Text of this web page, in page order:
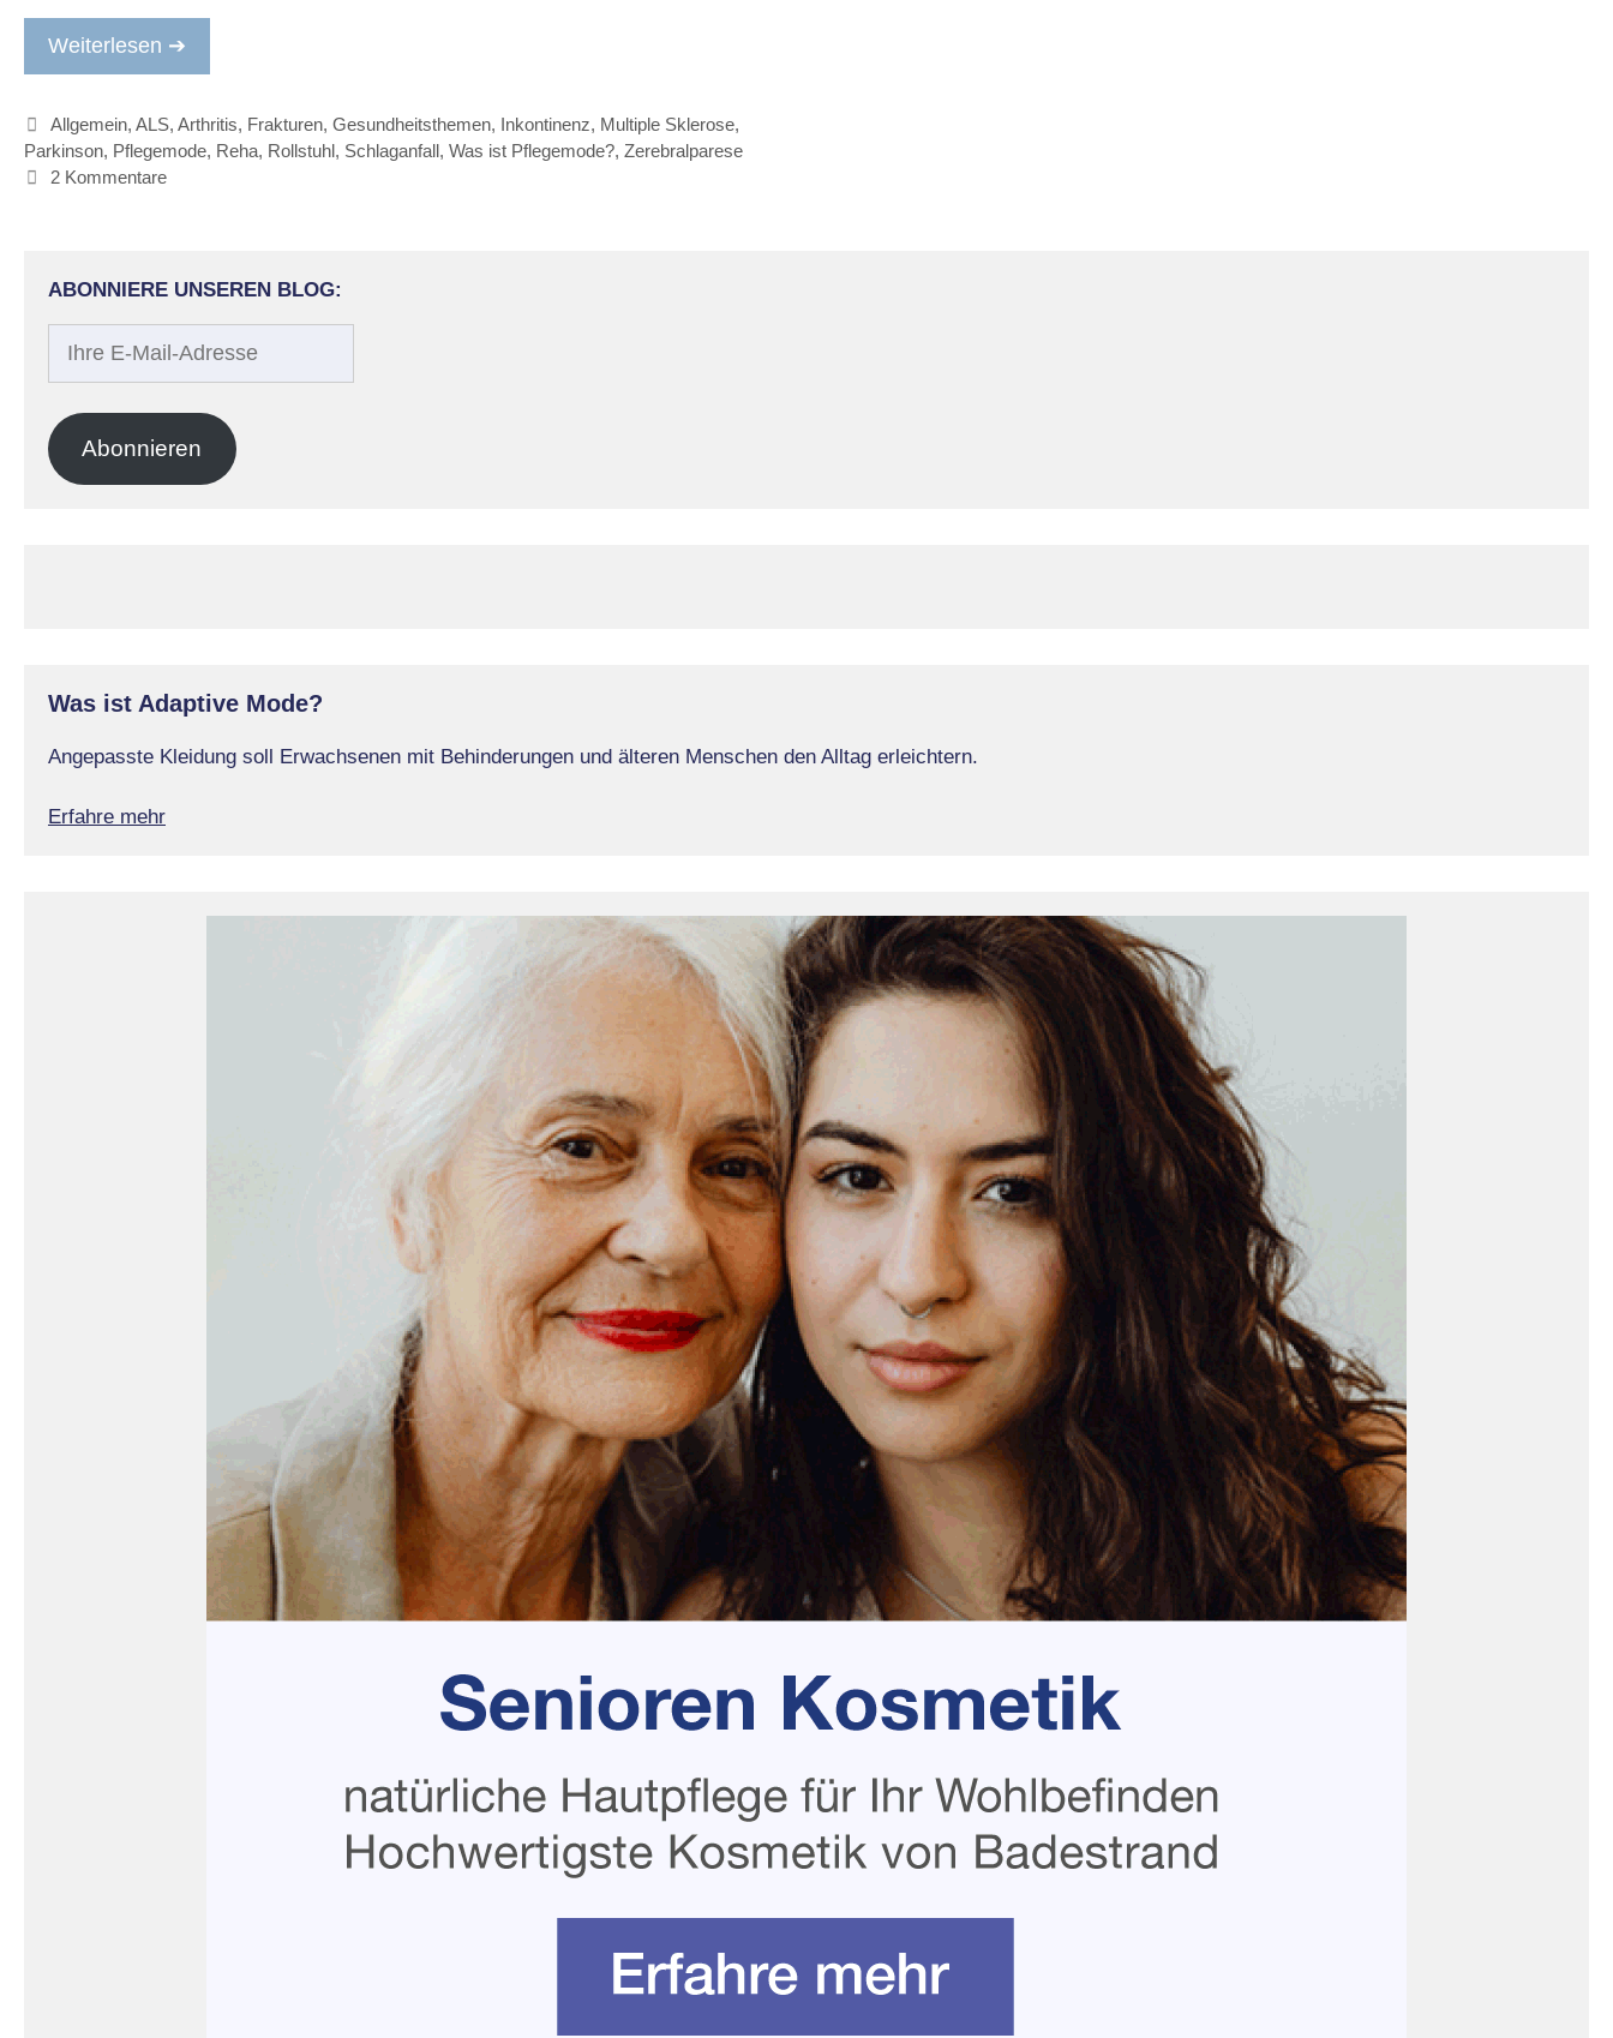
Weiterlesen ➔
Kategorien
Allgemein,ALS,Arthritis, Frakturen,Gesundheitsthemen, Inkontinenz, Multiple Sklerose,
Parkinson, Pflegemode, Reha, Rollstuhl, Schlaganfall, Was ist Pflegemode?, Zerebralparese
2 Kommentare
ABONNIERE UNSEREN BLOG:
Adresse
Abonnieren
Was ist Adaptive Mode?
Angepasste Kleidung soll Erwachsenen mit Behinderungen und älteren Menschen den Alltag erleichtern.
Erfahre mehr